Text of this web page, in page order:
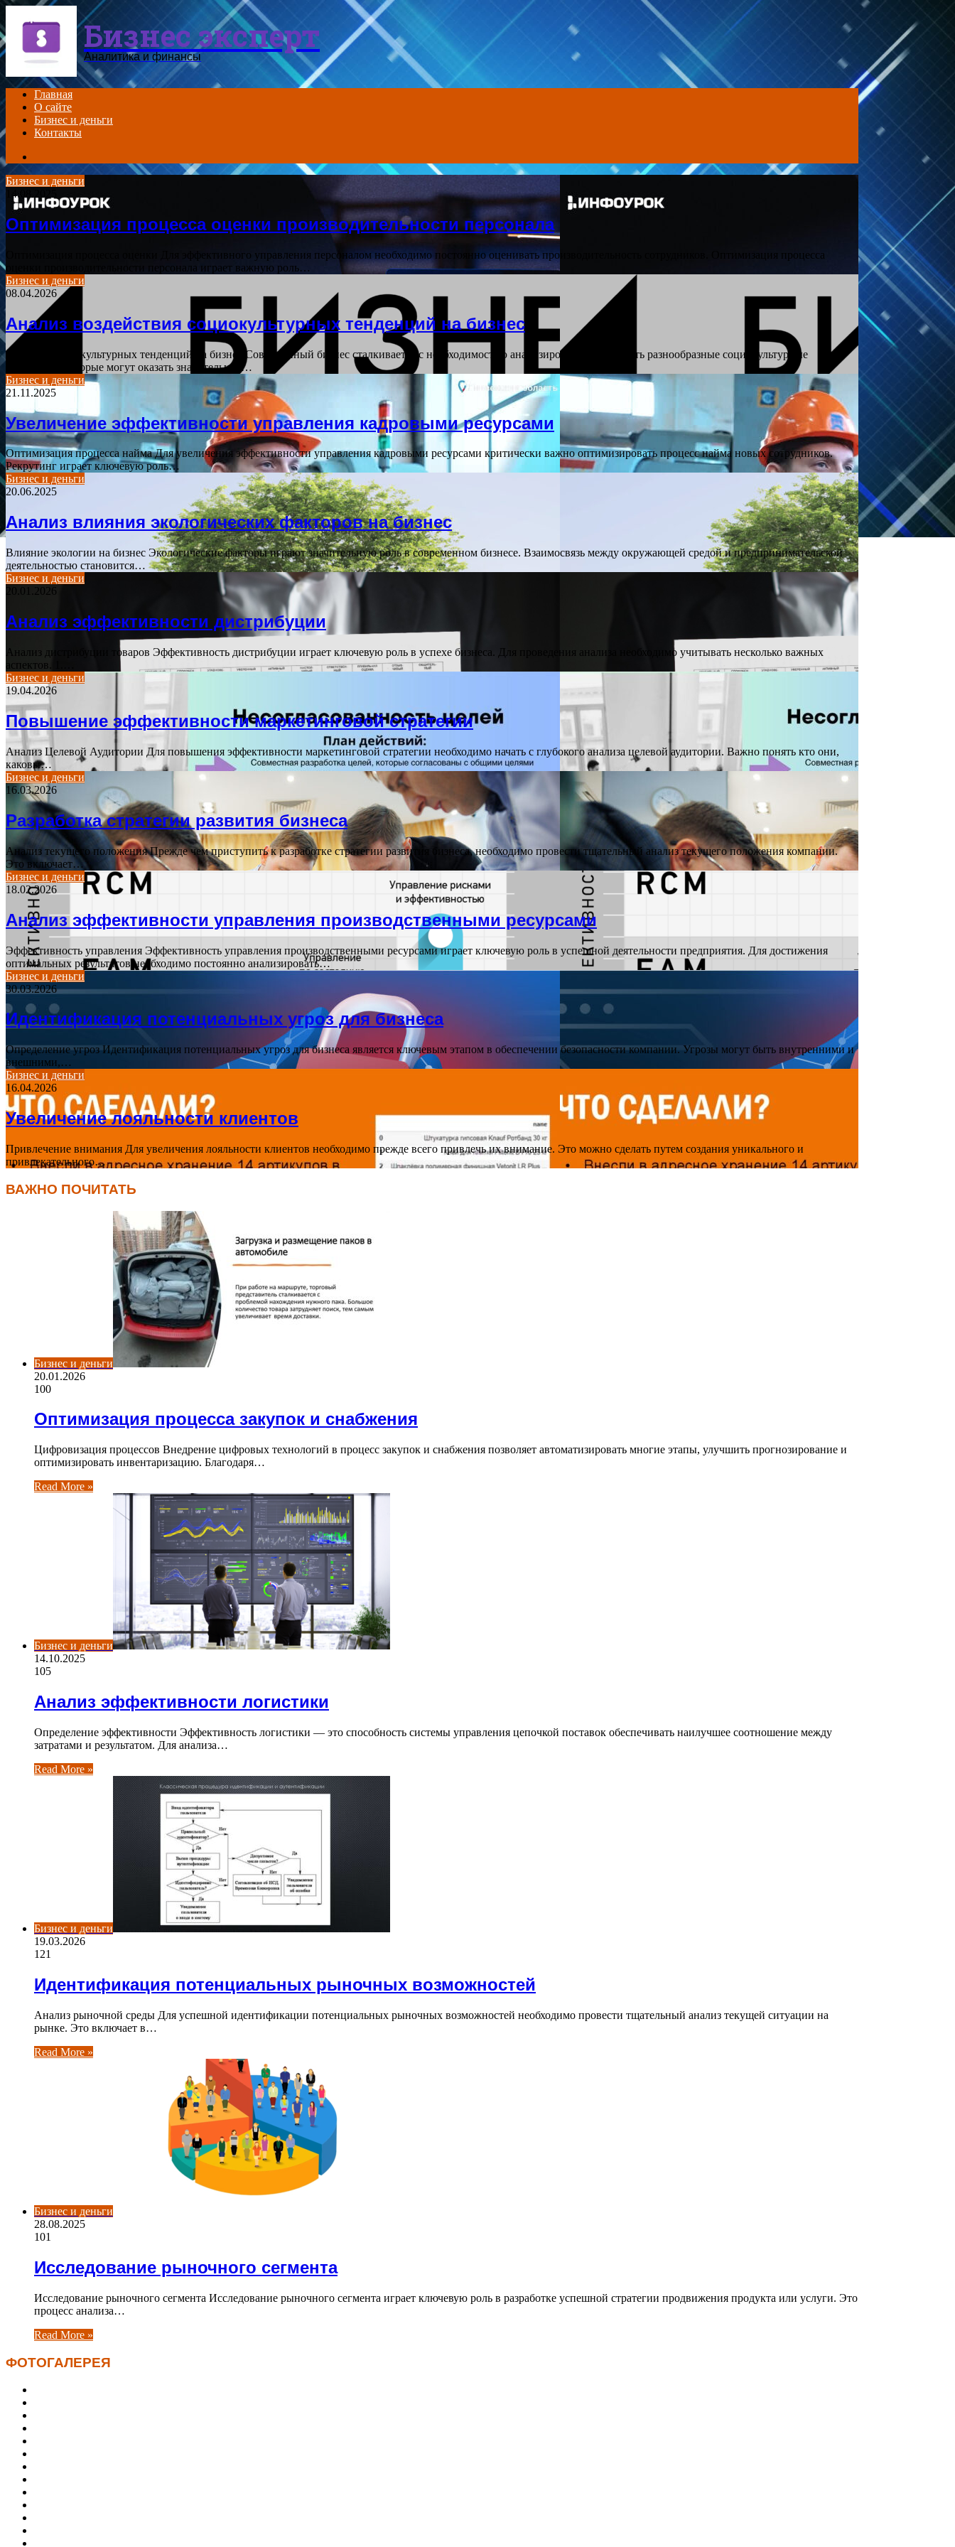
Бизнес эксперт
Аналитика и финансы
Главная
О сайте
Бизнес и деньги
Контакты
for
Бизнес и деньги
14.08.2025
Оптимизация процесса оценки производительности персонала
Оптимизация процесса оценки Для эффективного управления персоналом необходимо постоянно оценивать производительность сотрудников. Оптимизация процесса
оценки производительности персонала играет важную роль…
Бизнес и деньги
08.04.2026
Анализ воздействия социокультурных тенденций на бизнес
Влияние социокультурных тенденций на бизнес Современный бизнес сталкивается с необходимостью анализировать и учитывать разнообразные социокультурные
тенденции, которые могут оказать значительное…
Бизнес и деньги
21.11.2025
Увеличение эффективности управления кадровыми ресурсами
Оптимизация процесса найма Для увеличения эффективности управления кадровыми ресурсами критически важно оптимизировать процесс найма новых сотрудников.
Рекрутинг играет ключевую роль…
Бизнес и деньги
20.06.2025
Анализ влияния экологических факторов на бизнес
Влияние экологии на бизнес Экологические факторы играют значительную роль в современном бизнесе. Взаимосвязь между окружающей средой и предпринимательской
деятельностью становится…
Бизнес и деньги
20.01.2026
Анализ эффективности дистрибуции
Анализ дистрибуции товаров Эффективность дистрибуции играет ключевую роль в успехе бизнеса. Для проведения анализа необходимо учитывать несколько важных
аспектов. 1.…
Бизнес и деньги
19.04.2026
Повышение эффективности маркетинговой стратегии
Анализ Целевой Аудитории Для повышения эффективности маркетинговой стратегии необходимо начать с глубокого анализа целевой аудитории. Важно понять кто они,
каковы…
Бизнес и деньги
16.03.2026
Разработка стратегии развития бизнеса
Анализ текущего положения Прежде чем приступить к разработке стратегии развития бизнеса, необходимо провести тщательный анализ текущего положения компании.
Это включает…
Бизнес и деньги
18.02.2026
Анализ эффективности управления производственными ресурсами
Эффективность управления Эффективность управления производственными ресурсами играет ключевую роль в успешной деятельности предприятия. Для достижения
оптимальных результатов необходимо постоянно анализировать…
Бизнес и деньги
30.03.2026
Идентификация потенциальных угроз для бизнеса
Определение угроз Идентификация потенциальных угроз для бизнеса является ключевым этапом в обеспечении безопасности компании. Угрозы могут быть внутренними и
внешними,…
Бизнес и деньги
16.04.2026
Увеличение лояльности клиентов
Привлечение внимания Для увеличения лояльности клиентов необходимо прежде всего привлечь их внимание. Это можно сделать путем создания уникального и
привлекательного…
ВАЖНО ПОЧИТАТЬ
Бизнес и деньги
20.01.2026
100
Оптимизация процесса закупок и снабжения
Цифровизация процессов Внедрение цифровых технологий в процесс закупок и снабжения позволяет автоматизировать многие этапы, улучшить прогнозирование и
оптимизировать инвентаризацию. Благодаря…
Read More »
Бизнес и деньги
14.10.2025
105
Анализ эффективности логистики
Определение эффективности Эффективность логистики — это способность системы управления цепочкой поставок обеспечивать наилучшее соотношение между
затратами и результатом. Для анализа…
Read More »
Бизнес и деньги
19.03.2026
121
Идентификация потенциальных рыночных возможностей
Анализ рыночной среды Для успешной идентификации потенциальных рыночных возможностей необходимо провести тщательный анализ текущей ситуации на
рынке. Это включает в…
Read More »
Бизнес и деньги
28.08.2025
101
Исследование рыночного сегмента
Исследование рыночного сегмента Исследование рыночного сегмента играет ключевую роль в разработке успешной стратегии продвижения продукта или услуги. Это
процесс анализа…
Read More »
ФОТОГАЛЕРЕЯ